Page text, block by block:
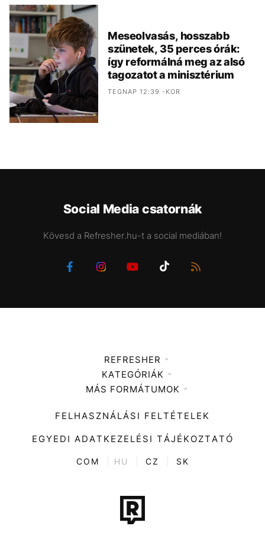
Meseolvasás, hosszabb
szünetek, 35 perces órák:
így reformálná meg az alsó
tagozatot a minisztérium
TEGNAP 12:39 -KOR
Social Media csatornák
Kövesd a Refresher.hu-t a social mediában!
REFRESHER
Médiaajánlat
KATEGÓRIÁK
Zene
Divat
Kultúra
ENTR
Tech-Tudomány
Sport
MÁS FORMÁTUMOK
FELHASZNÁLÁSI FELTÉTELEK
EGYEDI ADATKEZELÉSI TÁJÉKOZTATÓ
COM HU CZ SK